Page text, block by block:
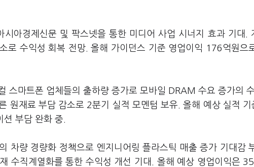
시아경제신문 및 팍스넷을 통한 미디어 사업 시너지 효과 기대.
로 수익성 회복 전망. 올해 가이던스 기준 영업이익 176억원으
스마트폰 업체들의 출하량 증가로 모바일 DRAM 수요 증가의
원재료 부담 감소로 2분기 실적 모멘텀 보유. 올해 예상 실적
부담 완화 중.
차량 경량화 정책으로 엔지니어링 플라스틱 매출 증가 기대감
수직계열화를 통한 수익성 개선 기대. 올해 예상 영업이익은